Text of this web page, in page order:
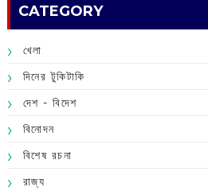
CATEGORY
খেলা
দিনের টুকিটাকি
দেশ - বিদেশ
বিনোদন
বিশেষ রচনা
রাজ্য